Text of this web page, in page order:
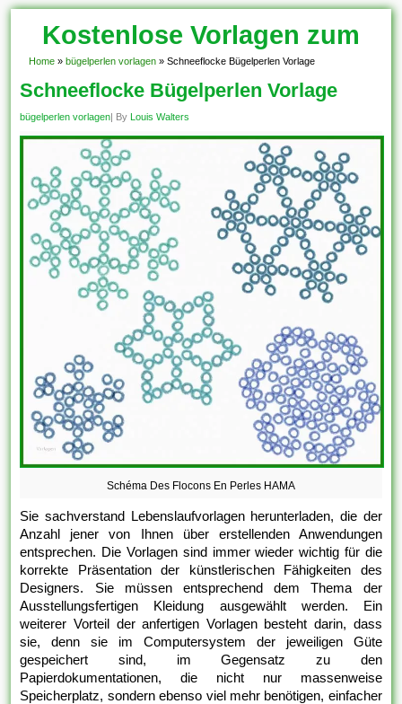
Kostenlose Vorlagen zum
Download!
Home » bügelperlen vorlagen » Schneeflocke Bügelperlen Vorlage
Schneeflocke Bügelperlen Vorlage
bügelperlen vorlagen| By Louis Walters
Schéma Des Flocons En Perles HAMA
Sie sachverstand Lebenslaufvorlagen herunterladen, die der
Anzahl jener von Ihnen über erstellenden Anwendungen
entsprechen. Die Vorlagen sind immer wieder wichtig für die
korrekte Präsentation der künstlerischen Fähigkeiten des
Designers. Sie müssen entsprechend dem Thema der
Ausstellungsfertigen Kleidung ausgewählt werden. Ein
weiterer Vorteil der anfertigen Vorlagen besteht darin, dass
sie, denn sie im Computersystem der jeweiligen Güte
gespeichert sind, im Gegensatz zu den
Papierdokumentationen, die nicht nur massenweise
Speicherplatz, sondern ebenso viel mehr benötigen, einfacher